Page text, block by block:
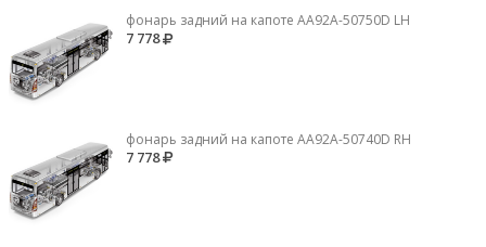
фонарь задний на капоте AA92A-50750D LH
7 778
фонарь задний на капоте AA92A-50740D RH
7 778